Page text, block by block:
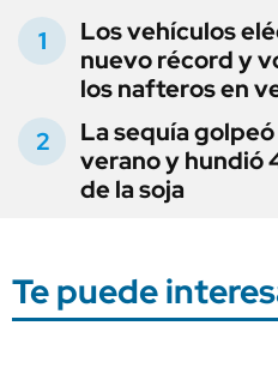
Los vehículos
nuevo récord y
los nafteros en
La sequía
verano y hundió
de la soja
Te puede